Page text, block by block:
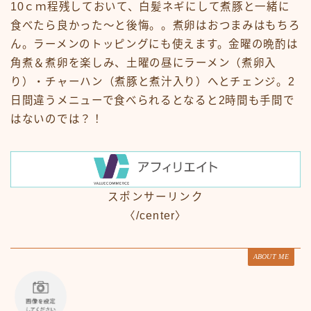
10ｃｍ程残しておいて、白髪ネギにして煮豚と一緒に
食べたら良かった～と後悔。。煮卵はおつまみはもちろ
ん。ラーメンのトッピングにも使えます。金曜の晩酌は
角煮＆煮卵を楽しみ、土曜の昼にラーメン（煮卵入
り）・チャーハン（煮豚と煮汁入り）へとチェンジ。2
日間違うメニューで食べられるとなると2時間も手間で
はないのでは？！
スポンサーリンク
〈/center〉
ABOUT ME